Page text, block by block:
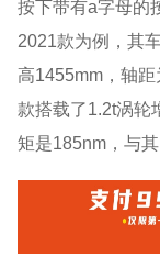
按下带有a字母的
2021款为例，其
高1455mm，轴
款搭载了1.2t涡轮
矩是185nm，与